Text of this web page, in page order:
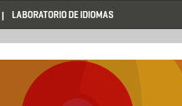
LABORATORIO DE IDIOMAS